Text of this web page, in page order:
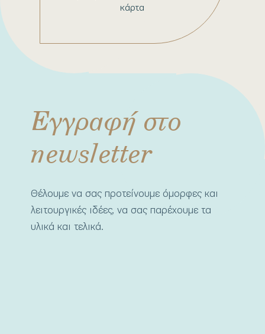
κάρτα
Εγγραφή στο
newsletter
Θέλουμε να σας προτείνουμε όμορφες και
λειτουργικές ιδέες, να σας παρέχουμε τα
υλικά και τελικά.